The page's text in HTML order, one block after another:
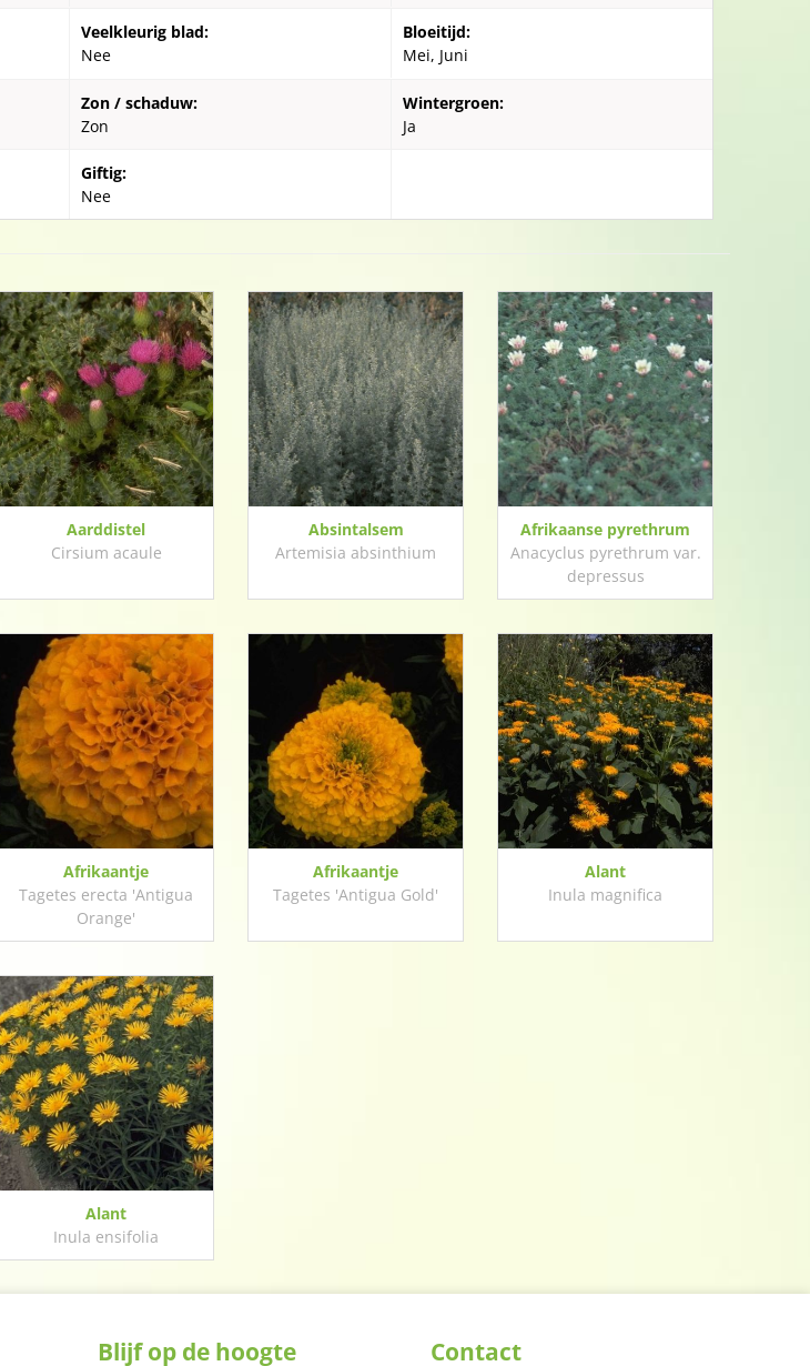
Veelkleurig blad:
Nee
Bloeitijd:
Mei, Juni
Zon / schaduw:
Zon
Wintergroen:
Ja
Giftig:
Nee
Aarddistel
Cirsium acaule
Absintalsem
Artemisia absinthium
Afrikaanse pyrethrum
Anacyclus pyrethrum var.
depressus
Afrikaantje
Tagetes erecta 'Antigua
Orange'
Afrikaantje
Tagetes 'Antigua Gold'
Alant
Inula magnifica
Alant
Inula ensifolia
Blijf op de hoogte Contact